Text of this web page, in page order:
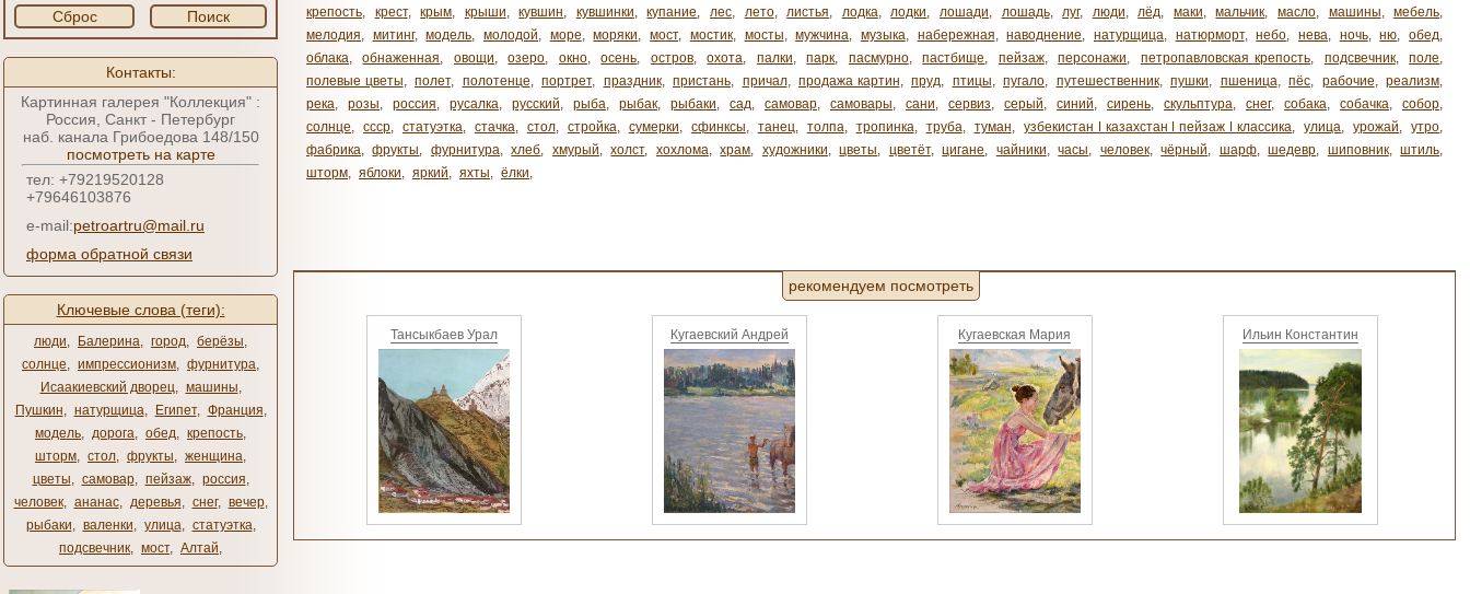
Сброс Поиск
Контакты:
Картинная галерея "Коллекция" :
Россия, Санкт - Петербург
наб. канала Грибоедова 148/150
посмотреть на карте
тел: +79219520128
+79646103876
e-mail:petroartru@mail.ru
форма обратной связи
Ключевые слова (теги):
люди, Балерина, город, берёзы,
солнце, импрессионизм, фурнитура,
Исаакиевский дворец, машины,
Пушкин, натурщица, Египет, Франция,
модель, дорога, обед, крепость,
шторм, стол, фрукты, женщина,
цветы, самовар, пейзаж, россия,
человек, ананас, деревья, снег, вечер,
рыбаки, валенки, улица, статуэтка,
подсвечник, мост, Алтай,
крепость, крест, крым, крыши, кувшин, кувшинки, купание, лес, лето, листья, лодка, лодки, лошади, лошадь, луг, люди, лёд, маки, мальчик, масло, машины, мебель,
мелодия, митинг, модель, молодой, море, моряки, мост, мостик, мосты, мужчина, музыка, набережная, наводнение, натурщица, натюрморт, небо, нева, ночь, ню, обед,
облака, обнаженная, овощи, озеро, окно, осень, остров, охота, палки, парк, пасмурно, пастбище, пейзаж, персонажи, петропавловская крепость, подсвечник, поле,
полевые цветы, полет, полотенце, портрет, праздник, пристань, причал, продажа картин, пруд, птицы, пугало, путешественник, пушки, пшеница, пёс, рабочие, реализм,
река, розы, россия, русалка, русский, рыба, рыбак, рыбаки, сад, самовар, самовары, сани, сервиз, серый, синий, сирень, скульптура, снег, собака, собачка, собор,
солнце, ссср, статуэтка, стачка, стол, стройка, сумерки, сфинксы, танец, толпа, тропинка, труба, туман, узбекистан ǀ казахстан ǀ пейзаж ǀ классика, улица, урожай, утро,
фабрика, фрукты, фурнитура, хлеб, хмурый, холст, хохлома, храм, художники, цветы, цветёт, цигане, чайники, часы, человек, чёрный, шарф, шедевр, шиповник, штиль,
шторм, яблоки, яркий, яхты, ёлки,
рекомендуем посмотреть
Тансыкбаев Урал Кугаевский Андрей Кугаевская Мария Ильин Константин